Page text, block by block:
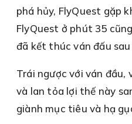
phá hủy, FlyQuest gặp
FlyQuest ở phút 35
đã kết thúc ván đấu
Trái ngược với ván
và lan tỏa lợi thế này
giành mục tiêu và hạ